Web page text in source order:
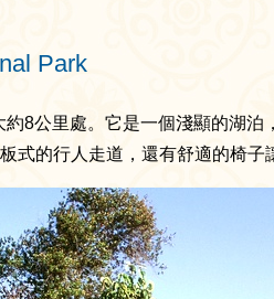
Park
8公里處。它是一個淺顯的湖
式的行人走道，還有舒適的椅子